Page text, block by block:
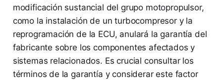
modificación sustancial del grupo motopropulsor,
como la instalación de un turbocompresor y la
reprogramación de la ECU, anulará la garantía del
fabricante sobre los componentes afectados y
sistemas relacionados. Es crucial consultar los
términos de la garantía y considerar este factor